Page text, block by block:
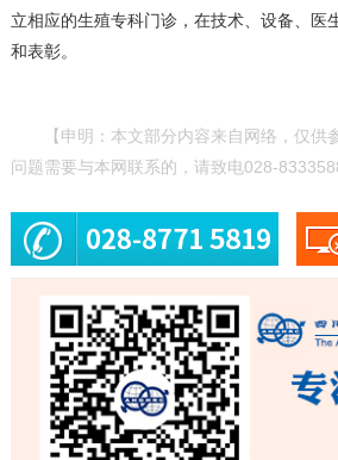
立相应的生殖专科门诊，在技术、设备、
和表彰。
【申明：本文部分内容来自网络，仅
问题需要与本网联系的，请致电028-